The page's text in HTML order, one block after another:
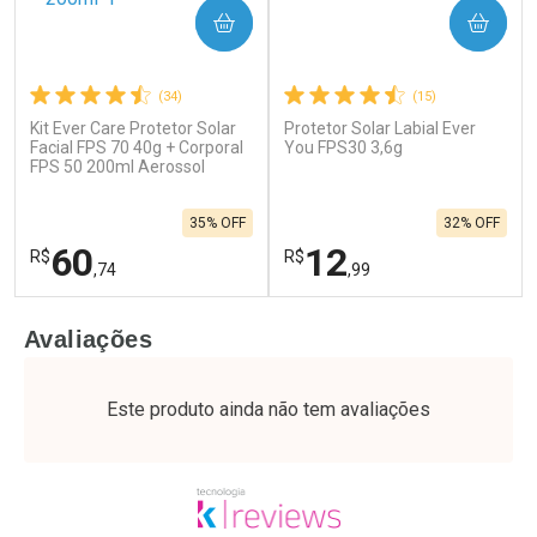
(34)
Kit Ever Care Protetor Solar
Facial FPS 70 40g + Corporal
FPS 50 200ml Aerossol
R$60,74
35% OFF
COMPRAR
Laboratório
Por Menos
(15)
Protetor Solar Labial Ever
You FPS30 3,6g
R$12,99
32% OFF
COMPRAR
Laboratório
Por Menos
Avaliações
Este produto ainda não tem avaliações